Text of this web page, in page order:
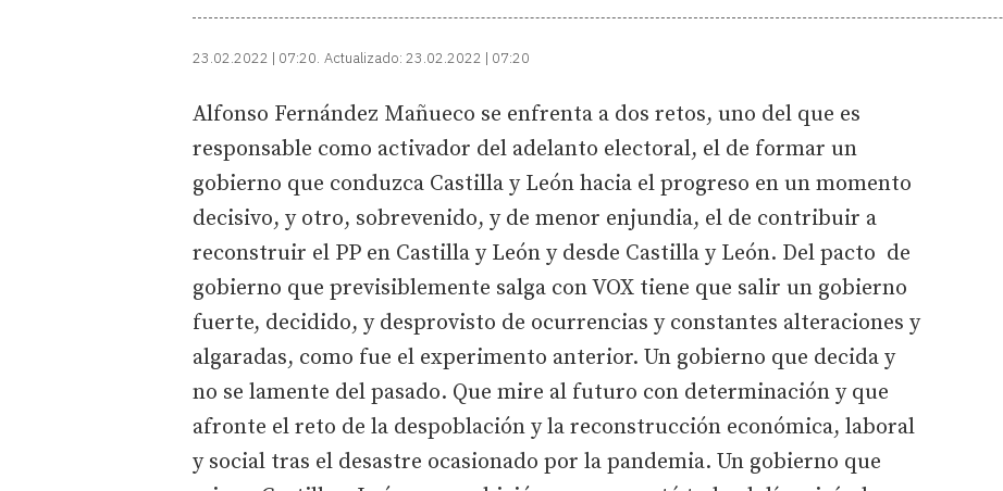
23.02.2022 | 07:20 Actualizado: 23.02.2022 | 07:20
Alfonso Fernández Mañueco se enfrenta a dos retos, uno del que es
responsable como activador del adelanto electoral, el de formar un
gobierno que conduzca Castilla y León hacia el progreso en un momento
decisivo, y otro, sobrevenido, y de menor enjundia, el de contribuir a
reconstruir el PP en Castilla y León y desde Castilla y León. Del pacto de
gobierno que previsiblemente salga con VOX tiene que salir un gobierno
fuerte, decidido, y desprovisto de ocurrencias y constantes alteraciones y
algaradas, como fue el experimento anterior. Un gobierno que decida y
no se lamente del pasado. Que mire al futuro con determinación y que
afronte el reto de la despoblación y la reconstrucción económica, laboral
y social tras el desastre ocasionado por la pandemia. Un gobierno que